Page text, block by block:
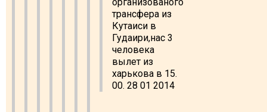
трансфера из
Кутаиси в
Гудаири,нас 3
человека
вылет из
харькова в 15.
00. 28 01 2014